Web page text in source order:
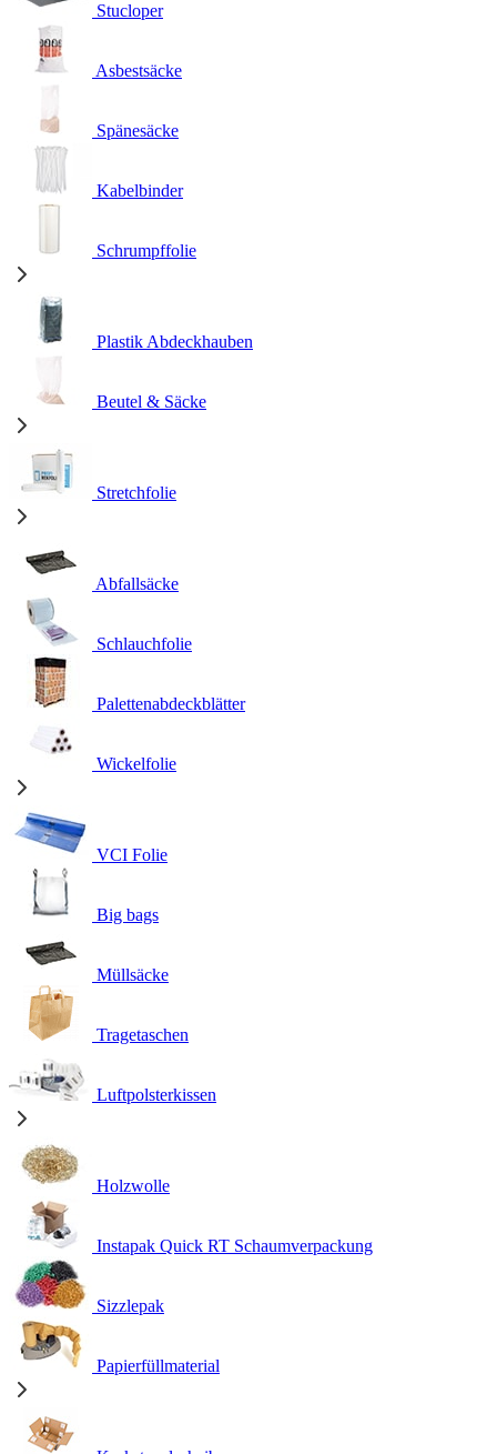
Stucloper
Asbestsäcke
Spänesäcke
Kabelbinder
Schrumpffolie
Plastik Abdeckhauben
Beutel & Säcke
Stretchfolie
Abfallsäcke
Schlauchfolie
Palettenabdeckblätter
Wickelfolie
VCI Folie
Big bags
Müllsäcke
Tragetaschen
Luftpolsterkissen
Holzwolle
Instapak Quick RT Schaumverpackung
Sizzlepak
Papierfüllmaterial